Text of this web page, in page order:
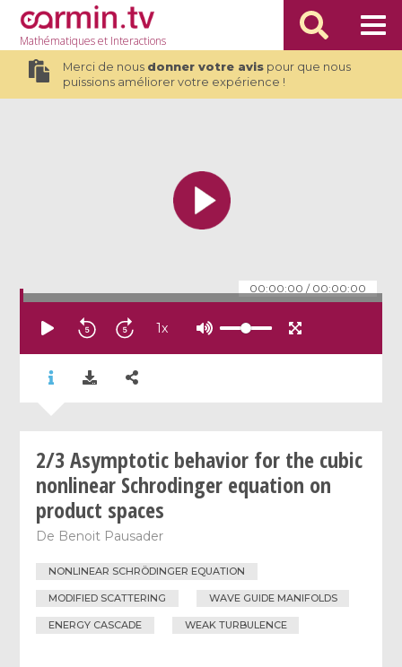
Mathématiqueset Interactions
Merci de nous donner votre avispour que nous
puissions améliorer votre expérience !
00:00:00 / 00:00:00
1x
2/3 Asymptotic behavior for the cubic
nonlinear Schrodinger equation on
product spaces
De Benoit Pausader
NONLINEAR SCHRÖDINGER EQUATION
MODIFIED SCATTERING WAVE GUIDE MANIFOLDS
ENERGY CASCADE WEAK TURBULENCE